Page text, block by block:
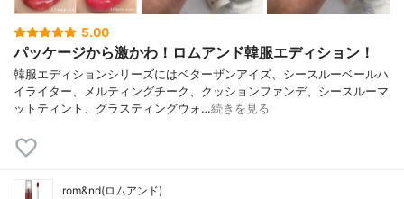
5.00
パッケージから激かわ！ロムアンド韓服エディション！
韓服エディションシリーズにはベターザンアイズ、シースルーベールハ
イライター、メルティングチーク、クッションファンデ、シースルーマ
ットティント、グラスティングウォ…続きを見る
rom&nd(ロムアンド)